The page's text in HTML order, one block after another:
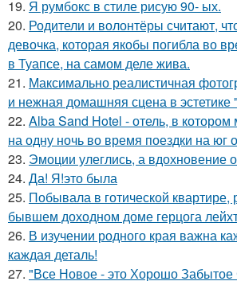
19. Я румбокс в стиле рисую 90- ых.
20. Родители и волонтёры считают,
девочка, которая якобы погибла во
в Туапсе, на самом деле жива.
21. Максимально реалистичная
и нежная домашняя сцена в эстетике
22. Alba Sand Hotel - отель, в
на одну ночь во время поездки на юг
23. Эмоции улеглись, а вдохновение
24. Да! Я!это была
25. Побывала в готической
бывшем доходном доме герцога
26. В изучении родного края важна
каждая деталь!
27. "Все Новое - это Хорошо